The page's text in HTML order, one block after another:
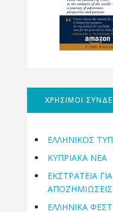
ΧΡΗΣΙΜΟΙ
ΕΛΛΗΝΙΚΟΣ
ΚΥΠΡΙΑΚΑ ΝΕΑ
ΕΚΣΤΡΑΤΕΙΑ
ΑΠΟΖΗΜΙΩΣΕΙΣ
ΕΛΛΗΝΙΚΆ